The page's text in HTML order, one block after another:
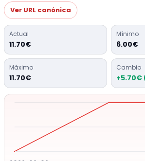
Ver URL canónica
Actual
11.70€
Mínimo
6.00€
Máximo
11.70€
Cambio
+5.70€